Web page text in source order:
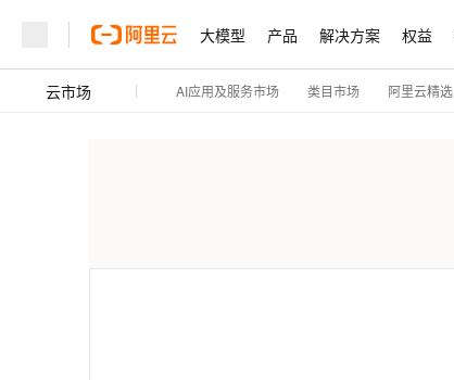
大模型 产品 解决方案 权益
云市场 AI应用及服务市场 类目市场 阿里云精选